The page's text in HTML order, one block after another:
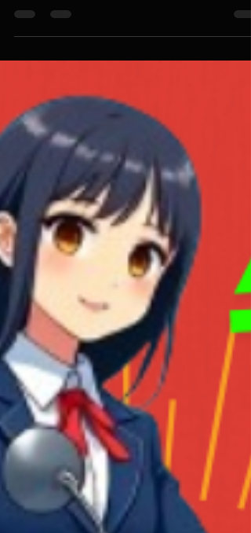
는 업무, 끊임없는 스마트폰 사용까지 더해지면서
기하던 서울 스웨디시 관리 를 직접 받아보기로 했
가져보고 싶다는 생각이 컸다. 예약은 비교적 간단
했다. 서울에는 스웨디시 전문 샵이 많아 선택의 폭
이 넓은 편 인데, 그중에서도 관리 환경이 깔끔하고
후기 평이 좋은 곳을 위주로 알아봤다. 요즘은 1인
리 시스템으로 운영되는 곳도 많아 프라이버시가
지켜진다는 점 도 마음에 들었다. 예약 시간에 맞춰
방문하니 조용하고 차분한 분위기의 공간이 먼저
에 들어왔다. 도심 한가운데에 있음에도 불구하고,
외부 소음이 거의 느껴지지 않아 입장하는 순간부
긴장이 풀리는 느낌이었다. 서울 관리 전에는 간단
한 상담이